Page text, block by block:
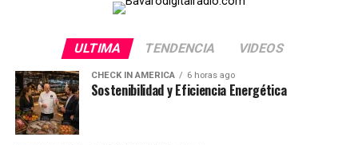
ULTIMA TENDENCIA VIDEOS
CHECK IN AMERICA 6 horas ago
Sostenibilidad y Eficiencia Energética